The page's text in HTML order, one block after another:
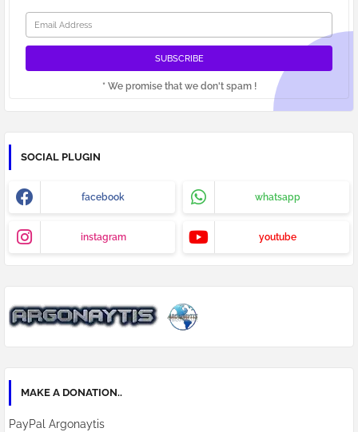
* We promise that we don't spam !
SOCIAL PLUGIN
facebook whatsapp
instagram youtube
MAKE A DONATION..
PayPal Argonaytis